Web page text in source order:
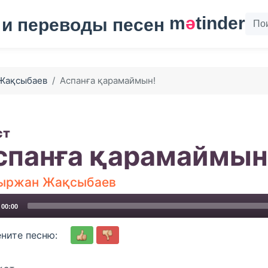
mәtinder
Аспанға қарамаймын!
Жақсыбаев
00:00
песню: